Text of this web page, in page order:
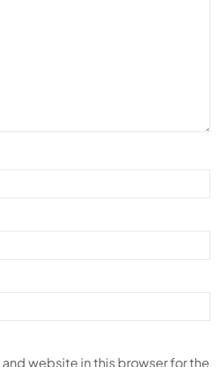
website in this browser for the